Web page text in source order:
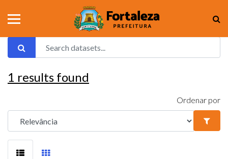
1 results found
Ordenar por